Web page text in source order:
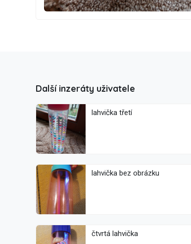
Další inzeráty uživatele
lahvička třetí
lahvička bez obrázku
čtvrtá lahvička